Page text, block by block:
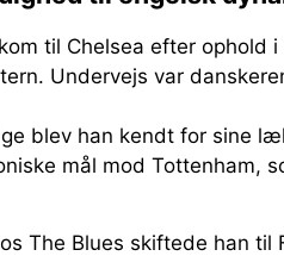
til Chelsea efter ophold
Undervejs var
blev han kendt for sine
mål mod Tottenham,
The Blues skiftede han